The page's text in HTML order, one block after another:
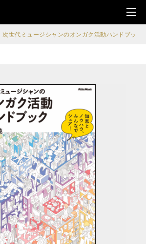
メニ
ュ
次世代ミュージシャンのオンガク活動ハンドブック